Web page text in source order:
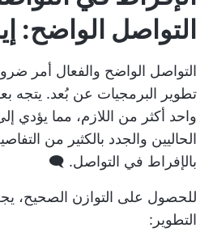
التواصل الواضح:
التواصل الواضح والفعال أمر
تطوير البرمجيات عن بُعد. يتجه
واحد أكثر من اللازم، مما يؤدي
الحاليين والجدد بالكثير من
بالإفراط في التواصل. 🗨️
للحصول على التوازن الصحيح،
التطوير: